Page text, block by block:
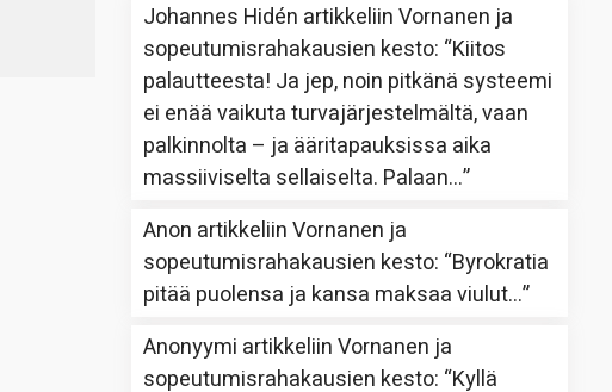
Johannes Hidén artikkeliinVornanen ja
sopeutumisrahakausien kesto: “Kiitos
palautteesta! Ja jep, noin pitkänä systeemi
ei enää vaikuta turvajärjestelmältä, vaan
palkinnolta – ja ääritapauksissa aika
massiiviselta sellaiselta. Palaan…”
Anon artikkeliinVornanen ja
sopeutumisrahakausien kesto: “Byrokratia
pitää puolensa ja kansa maksaa viulut…”
Anonyymi artikkeliinVornanen ja
sopeutumisrahakausien kesto: “Kyllä